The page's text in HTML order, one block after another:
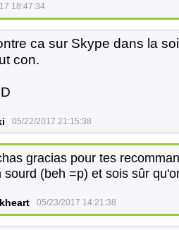
18:47:34
ca sur Skype dans la
con.
05/22/2017 21:15:38
gracias pour tes
sourd (beh =p) et sois sûr
05/23/2017 14:21:38